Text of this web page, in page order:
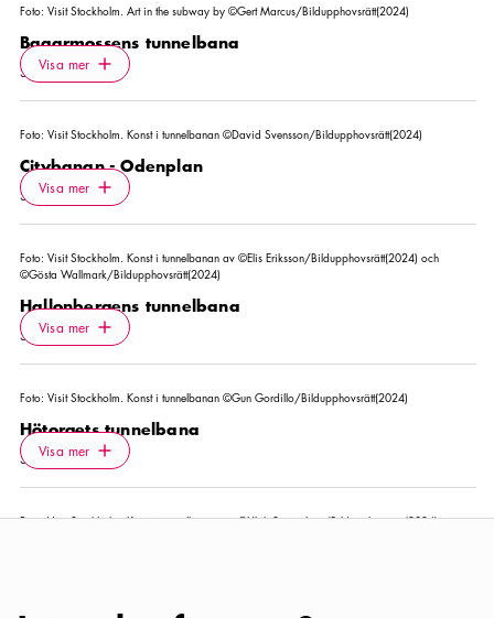
Foto: Visit Stockholm. Art in the subway by ©Gert Marcus/Bildupphovsrätt(2024)
Bagarmossens tunnelbana
SEVÄRDHET
Visa mer Icon.plusAltText
Visa mer
Foto: Visit Stockholm. Konst i tunnelbanan ©David Svensson/Bildupphovsrätt(2024)
Citybanan - Odenplan
SEVÄRDHET
Visa mer Icon.plusAltText
Visa mer
Foto: Visit Stockholm. Konst i tunnelbanan av ©Elis Eriksson/Bildupphovsrätt(2024) och
©Gösta Wallmark/Bildupphovsrätt(2024)
Hallonbergens tunnelbana
SEVÄRDHET
Visa mer Icon.plusAltText
Visa mer
Foto: Visit Stockholm. Konst i tunnelbanan ©Gun Gordillo/Bildupphovsrätt(2024)
Hötorgets tunnelbana
SEVÄRDHET
Visa mer Icon.plusAltText
Visa mer
Foto: Visit Stockholm. Konst i tunnelbanan av ©Ulrik Samuelson/Bildupphovsrätt(2024)